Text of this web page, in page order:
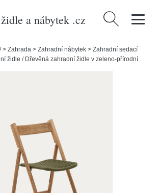
a nábytek .cz Vyhledávání
/> Zahrada > Zahradní nábytek > Zahradní sedací
židle / Dřevěná zahradní židle v zeleno-přírodní
Home